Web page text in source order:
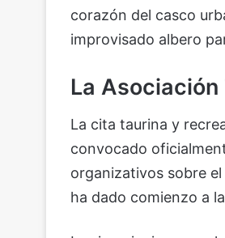
corazón del casco
improvisado albero
La Asociación
La cita taurina y
convocado
organizativos sobre
ha dado comienzo a